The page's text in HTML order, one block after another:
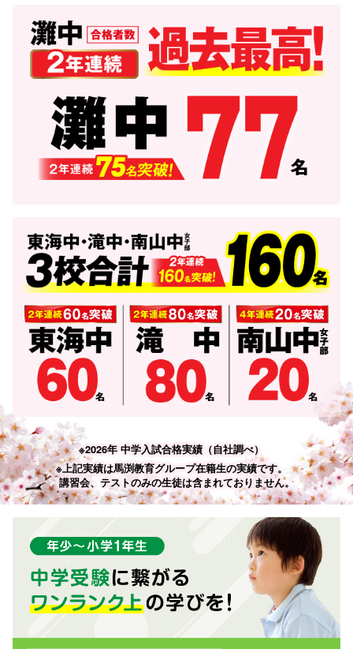
※2026年 中学入試合格実績（自社調べ）
※上記実績は馬渕教育グループ在籍生の実績です。
講習会、テストのみの生徒は含まれておりません。